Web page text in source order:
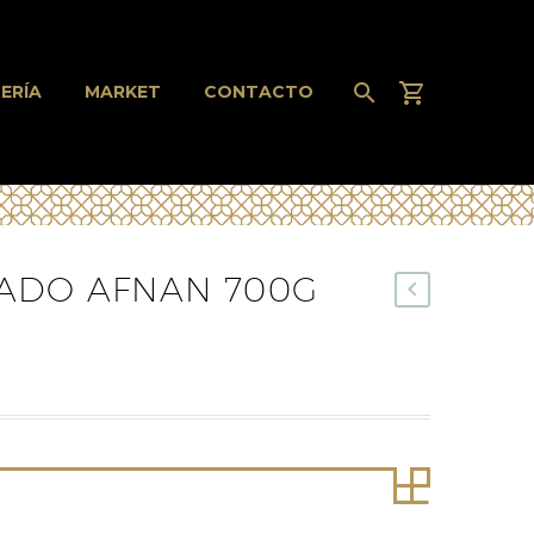
MARKET CONTACTO
AFNAN 700G